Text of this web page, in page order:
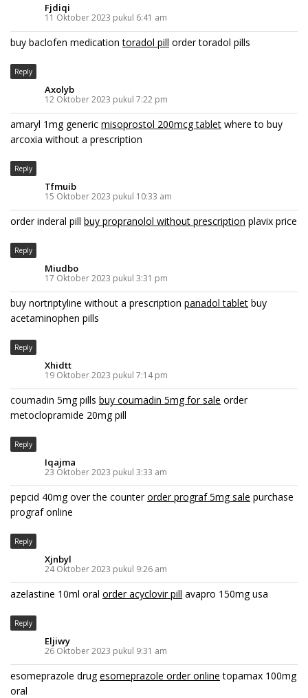
Fjdiqi
11 Oktober 2023 pukul 6:41 am
buy baclofen medicationtoradol pill order toradol pills
Reply
Axolyb
12 Oktober 2023 pukul 7:22 pm
amaryl 1mg generic misoprostol 200mcg tablet where to buy
arcoxia without a prescription
Reply
Tfmuib
15 Oktober 2023 pukul 10:33 am
order inderal pill buy propranolol without prescription plavix price
Reply
Miudbo
17 Oktober 2023 pukul 3:31 pm
buy nortriptyline without a prescription panadol tablet buy
acetaminophen pills
Reply
Xhidtt
19 Oktober 2023 pukul 7:14 pm
coumadin 5mg pills buy coumadin 5mg for sale order
metoclopramide 20mg pill
Reply
Iqajma
23 Oktober 2023 pukul 3:33 am
pepcid 40mg over the counterorder prograf 5mg sale purchase
prograf online
Reply
Xjnbyl
24 Oktober 2023 pukul 9:26 am
azelastine 10ml oral order acyclovir pill avapro 150mg usa
Reply
Eljiwy
26 Oktober 2023 pukul 9:31 am
esomeprazole drugesomeprazole order online topamax 100mg
oral